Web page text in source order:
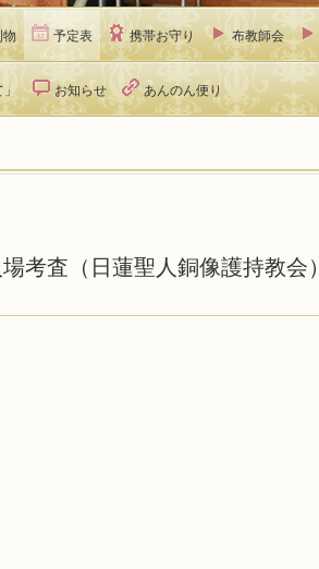
物 予定表 携帯お守り 布教師会
」 お知らせ あんのん便り
考査（日蓮聖人銅像護持教会）